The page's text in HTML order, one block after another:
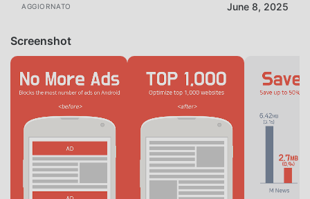
AGGIORNATO June 8, 2025
Screenshot